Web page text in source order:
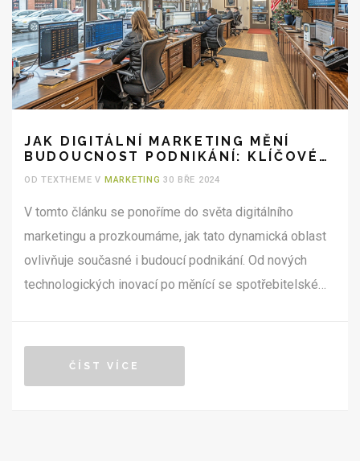
JAK DIGITÁLNÍ MARKETING MĚNÍ
BUDOUCNOST PODNIKÁNÍ: KLÍČOVÉ
TRENDY A STRATEGIE
OD TEXTHEME V MARKETING 30 BŘE 2024
V tomto článku se ponoříme do světa digitálního
marketingu a prozkoumáme, jak tato dynamická oblast
ovlivňuje současné i budoucí podnikání. Od nových
technologických inovací po měnící se spotřebitelské
konkurenční v dnešní digitálně propojené éře.
ČÍST VÍCE